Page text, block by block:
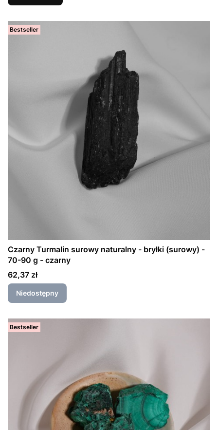
Bestseller
Czarny Turmalin surowy naturalny - bryłki (surowy) -
70-90 g - czarny
Cena
62,37 zł
Niedostępny
Bestseller